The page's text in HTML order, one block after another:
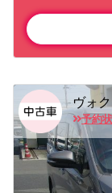
ヴォ
予約